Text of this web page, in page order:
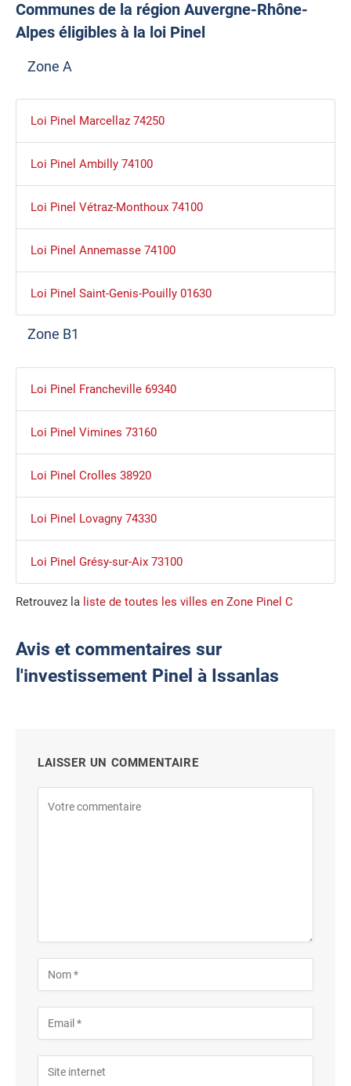
Communes de la région Auvergne-Rhône-
Alpes éligibles à la loi Pinel
Zone A
Loi Pinel Marcellaz 74250
Loi Pinel Ambilly 74100
Loi Pinel Vétraz-Monthoux 74100
Loi Pinel Annemasse 74100
Loi Pinel Saint-Genis-Pouilly 01630
Zone B1
Loi Pinel Francheville 69340
Loi Pinel Vimines 73160
Loi Pinel Crolles 38920
Loi Pinel Lovagny 74330
Loi Pinel Grésy-sur-Aix 73100
Retrouvez la liste de toutes les villes en Zone Pinel C
Avis et commentaires sur
l'investissement Pinel à Issanlas
LAISSER UN COMMENTAIRE